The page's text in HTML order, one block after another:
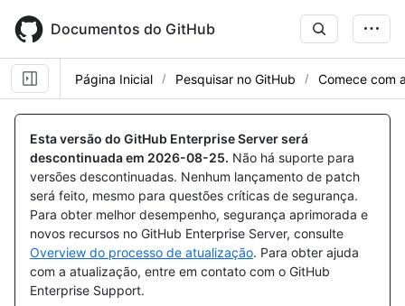
main
content
Documentos do GitHub
Página Inicial Pesquisar no GitHub Comece com
Esta versão do GitHub Enterprise Server será
descontinuada em 2026-08-25. Não há suporte para
versões descontinuadas. Nenhum lançamento de patch
será feito, mesmo para questões críticas de segurança.
Para obter melhor desempenho, segurança aprimorada e
novos recursos no GitHub Enterprise Server, consulte
Overview do processo de atualização. Para obter ajuda
com a atualização, entre em contato com o GitHub
Enterprise Support.